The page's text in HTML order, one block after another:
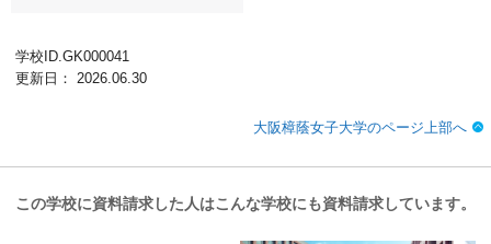
学校ID.GK000041
更新日： 2026.06.30
大阪樟蔭女子大学のページ上部へ
この学校に資料請求した人はこんな学校にも資料請求しています。